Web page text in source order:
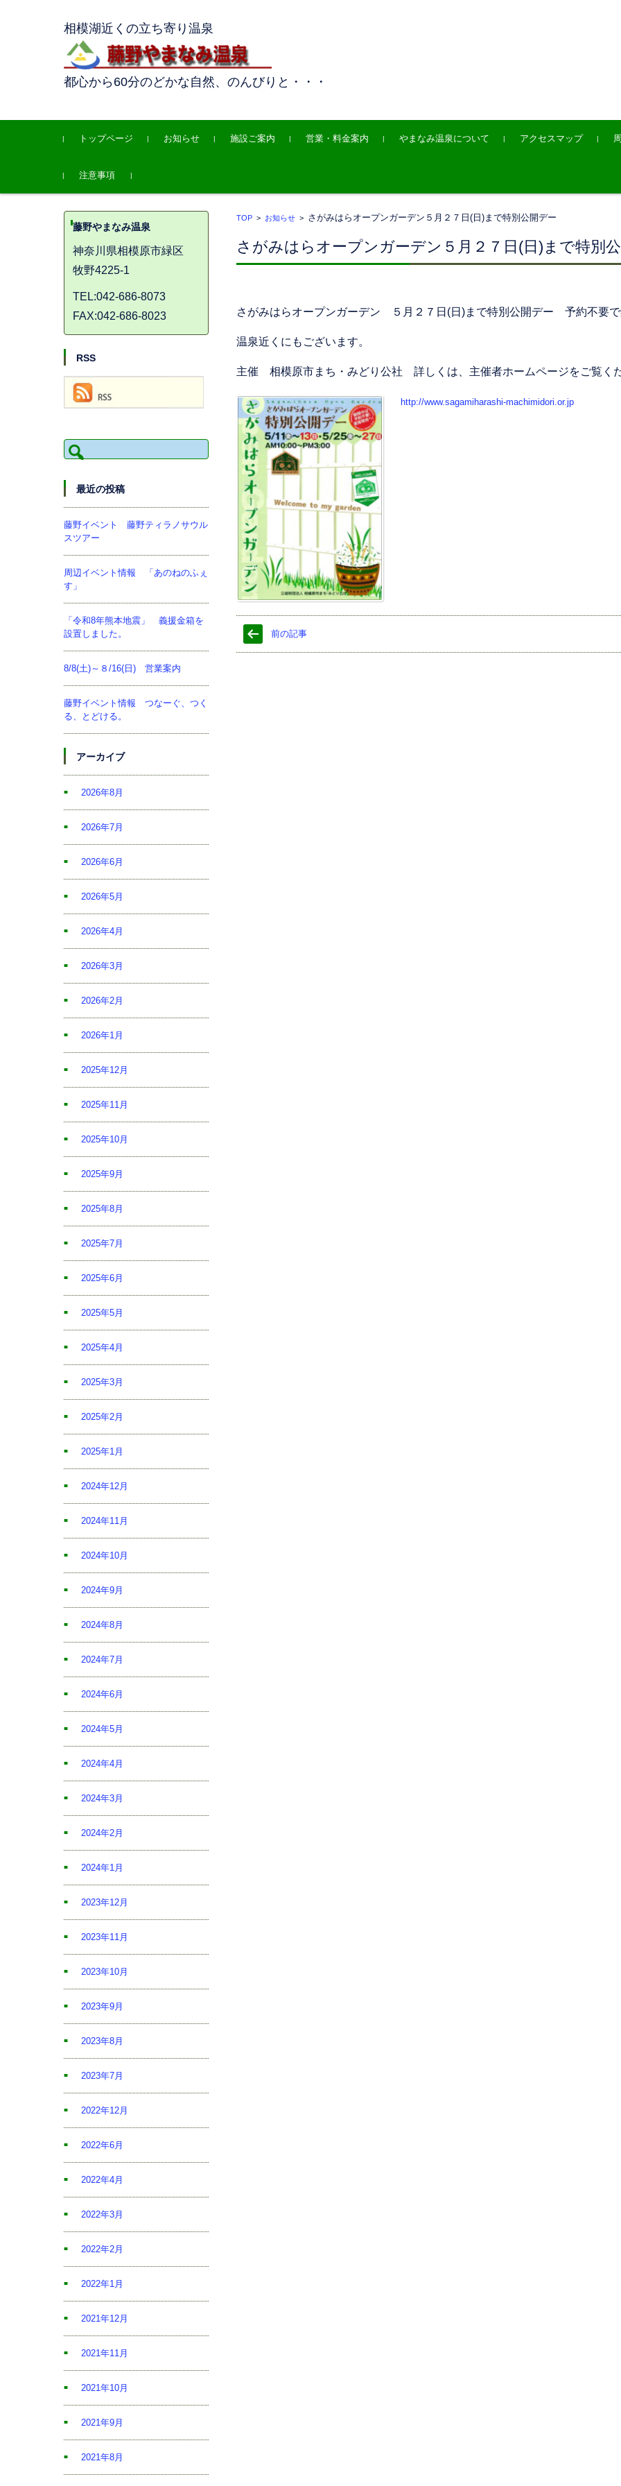
相模湖近くの立ち寄り温泉
都心から60分のどかな自然、のんびりと・・・
コンテンツに移動
トップページ
お知らせ 施設ご案内 営業・料金案内 やまなみ温泉について アクセスマップ
注意事項
TOP> お知らせ> さがみはらオープンガーデン５月２７日(日)まで特別公開デー
さがみはらオープンガーデン５月２７日(日)まで特別
さがみはらオープンガーデン ５月２７日(日)まで特別公開デー 予約不要
温泉近くにもございます。
主催 相模原市まち・みどり公社 詳しくは、主催者ホームページをご覧く
http://www.sagamiharashi-machimidori.or.jp
前の記事
藤野やまなみ温泉
神奈川県相模原市緑区
牧野4225-1
TEL:042-686-8073
FAX:042-686-8023
RSS
検
索:
最近の投稿
藤野イベント 藤野ティラノサウル
スツアー
周辺イベント情報 「あのねのふぇ
す」
「令和8年熊本地震」 義援金箱を
設置しました。
8/8(土)～８/16(日) 営業案内
藤野イベント情報 つなーぐ、つく
る、とどける。
アーカイブ
2026年8月
2026年7月
2026年6月
2026年5月
2026年4月
2026年3月
2026年2月
2026年1月
2025年12月
2025年11月
2025年10月
2025年9月
2025年8月
2025年7月
2025年6月
2025年5月
2025年4月
2025年3月
2025年2月
2025年1月
2024年12月
2024年11月
2024年10月
2024年9月
2024年8月
2024年7月
2024年6月
2024年5月
2024年4月
2024年3月
2024年2月
2024年1月
2023年12月
2023年11月
2023年10月
2023年9月
2023年8月
2023年7月
2022年12月
2022年6月
2022年4月
2022年3月
2022年2月
2022年1月
2021年12月
2021年11月
2021年10月
2021年9月
2021年8月